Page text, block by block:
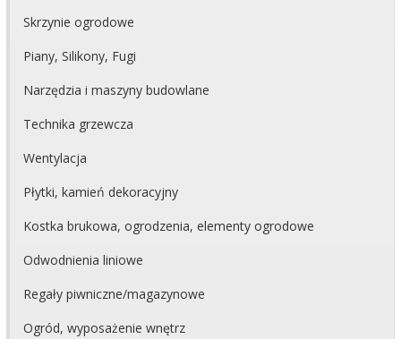
Skrzynie ogrodowe
Piany, Silikony, Fugi
Narzędzia i maszyny budowlane
Technika grzewcza
Wentylacja
Płytki, kamień dekoracyjny
Kostka brukowa, ogrodzenia, elementy ogrodowe
Odwodnienia liniowe
Regały piwniczne/magazynowe
Ogród, wyposażenie wnętrz